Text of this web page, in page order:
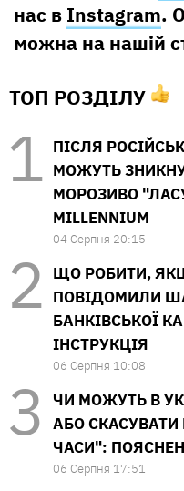
нас в Instagram.
можна на нашій
ТОП РОЗДІЛУ
ПІСЛЯ
МОЖУТЬ
МОРОЗИВО
MILLENNIUM
04 Серпня 20:15
ЩО РОБИТИ,
ПОВІДОМИЛИ
БАНКІВСЬКОЇ
ІНСТРУКЦІЯ
06 Серпня 10:08
ЧИ МОЖУТЬ В
АБО
ЧАСИ":
06 Серпня 17:51